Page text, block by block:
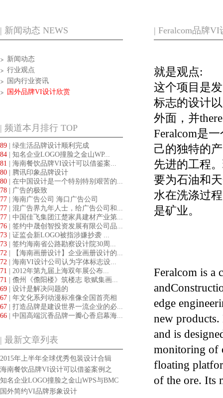
| 新闻动态 NEWS
新闻动态
行业观点
国内行业资讯
国外品牌VI设计欣赏
| 频道本月排行 TOP
89 | 绿生活品牌设计顺利完成
84 | 知名企业LOGO撞脸之金山WP...
81 | 海南餐饮品牌VI设计可以借鉴案...
80 | 腾讯印象品牌设计
80 | 在中国设计是一个特别特别艰苦的...
78 | 广告的极致
77 | 海南广告公司 海口广告公司
77 | 混广告界九年人士，给广告公司和...
77 | 中国佳飞集团江楚家具建材产业第...
76 | 签约中晟创智投资发展有限公司品...
73 | 证监会新LOGO被指涉嫌抄袭 ...
73 | 签约海南省公路勘察设计院30周...
72 | 【海南画册设计】企业画册设计的...
72 | 海南VI设计公司认为字体标志设...
71 | 2012年第九届上海双年展公布...
71 | 儋州《儋阳楼》筑楼志 歌赋集画...
69 | 设计是解决问题的
67 | 年文化系列动漫标准像全国首亮相
67 | 打造品牌是建设世界一流企业的必...
66 | 中国高端沉香品牌一瓣心香启幕海...
| 最新文章列表
2015年上半年全球优秀包装设计合辑
海南餐饮品牌VI设计可以借鉴案例之
TOAST&BACON品牌设计
知名企业LOGO撞脸之金山WPS与BMC
新LOGO设计
国外简约VI品牌形象设计
| Feralcom品牌
就是观点:
这个项目是
标志的设计
外面，并
Feralcom是
己的独特的
先进的工程
要为石油和
水在洗涤过
是矿业。
Feralcom is a
edge
new
and is
monitoring of
floating
of the ore. Its